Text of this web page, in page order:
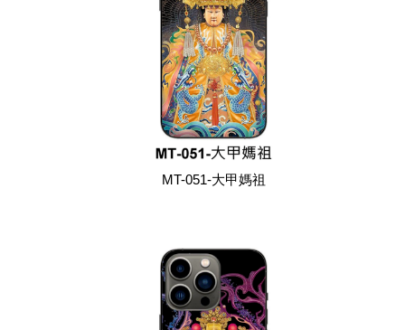
MT-051-大甲媽祖